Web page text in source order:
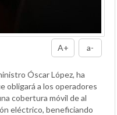
A+ a-
Óscar López, ha
obligará a los operadores
cobertura móvil de al
eléctrico, beneficiando